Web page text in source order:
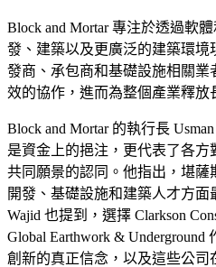
Block and Mortar 專注於透過軟
發、建築以及更廣泛的建築環境
發商、承包商和基礎設施相關
效的協作，進而為整個產業釋放
Block and Mortar 的執行長
是資金上的挹注，更代表了各
共同願景的認同。他指出，堪
開發、基礎設施和建築人才方面
Wajid 也提到，選擇 Clarkson
Global Earthwork &
創新的真正信念，以及這些公